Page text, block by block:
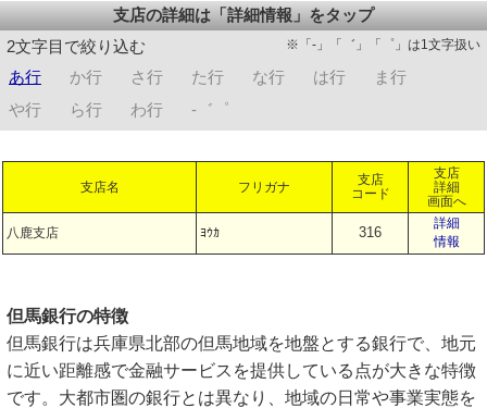
支店の詳細は「詳細情報」をタップ
2文字目で絞り込む
※「-」「゛」「゜」は1文字扱い
あ行 か行 さ行 た行 な行 は行
ま行
や行
ら行 わ行 -゛゜
支店名 フリガナ
支店
コード
支店
詳細
画面へ
八鹿支店 ﾖｳｶ 316
詳細
情報
但馬銀行の特徴
但馬銀行は兵庫県北部の但馬地域を地盤とする銀行で、地元
に近い距離感で金融サービスを提供している点が大きな特徴
です。大都市圏の銀行とは異なり、地域の日常や事業実態を